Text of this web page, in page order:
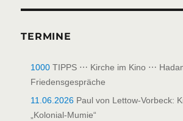
TERMINE
1000 TIPPS ⋯ Kirche im Kino ⋯
Friedensgespräche
11.06.2026 Paul von Lettow-Vorbeck:
„Kolonial-Mumie“